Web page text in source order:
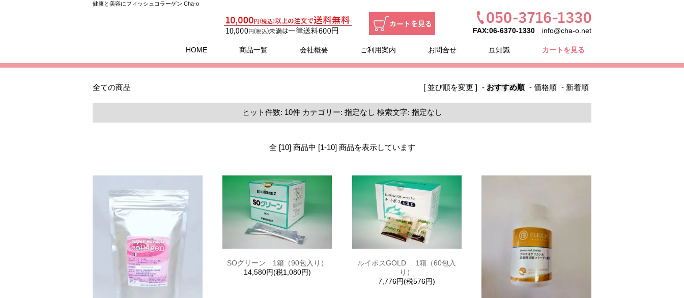
健康と美容にフィッシュコラーゲン Cha-o
FAX:06-6370-1330 info@cha-o.net
HOME 商品一覧 会社概要 ご利用案内 お問合せ 豆知識 カートを見る
[ 並び順を変更 ] - おすすめ順 - 価格順 - 新着順
全ての商品
ヒット件数: 10件 カテゴリー: 指定なし 検索文字: 指定なし
全 [10] 商品中 [1-10] 商品を表示しています
SOグリーン 1箱（90包入り）
14,580円(税1,080円)
ルイボスGOLD 1箱（60包入
り）
7,776円(税576円)